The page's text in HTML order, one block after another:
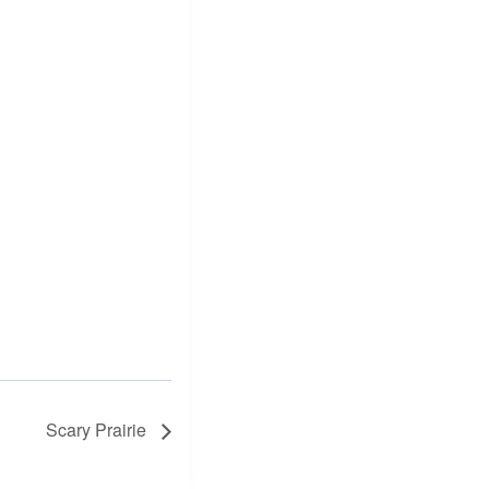
Scary Prairie